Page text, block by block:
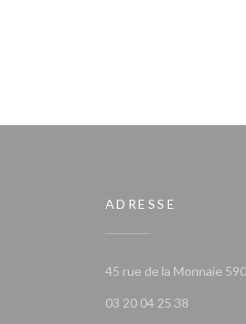
ADRESSE
45 rue de la Monnaie
03 20 04 25 38